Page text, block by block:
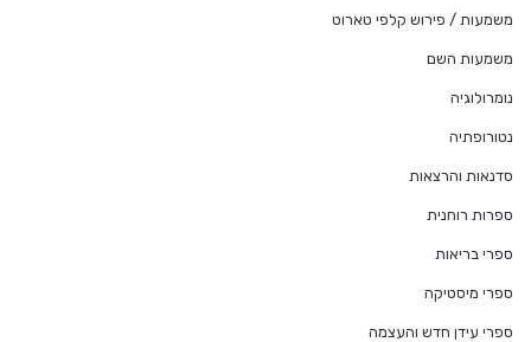
משמעות / פירוש קלפי טארוט
משמעות השם
נומרולוגיה
נטורופתיה
סדנאות והרצאות
ספרות רוחנית
ספרי בריאות
ספרי מיסטיקה
ספרי עידן חדש והעצמה